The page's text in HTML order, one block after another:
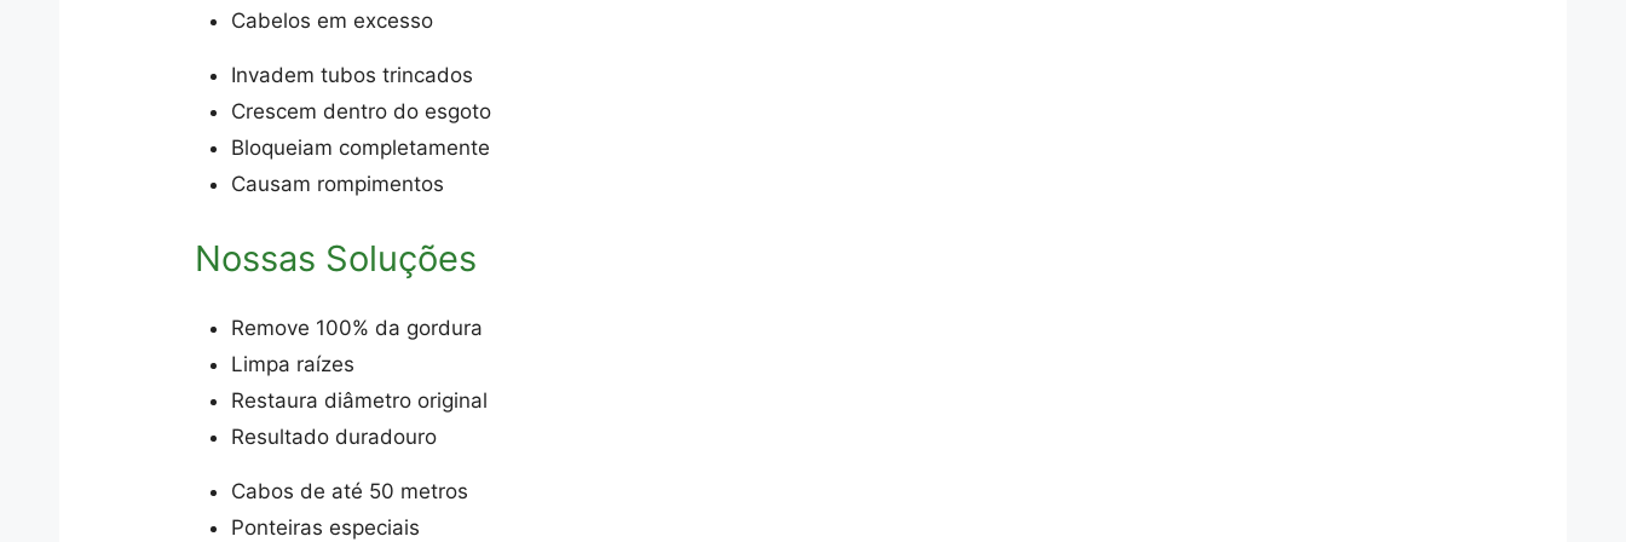
Cabelos em excesso
Invadem tubos trincados
Crescem dentro do esgoto
Bloqueiam completamente
Causam rompimentos
Nossas Soluções
Remove 100% da gordura
Limpa raízes
Restaura diâmetro original
Resultado duradouro
Cabos de até 50 metros
Ponteiras especiais